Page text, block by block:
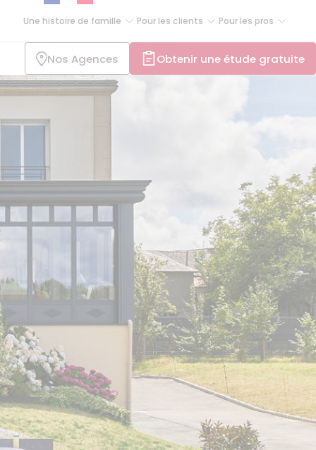
Une histoire de famille Pour les clients Pour les pros
Nos Agences Obtenir une étude gratuite